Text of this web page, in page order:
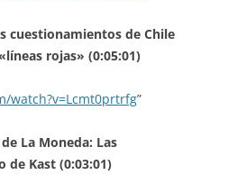
cuestionamientos de Chile
rojas» (0:05:01)
watch?v=Lcmt0prtrfg”
La Moneda: Las
de Kast (0:03:01)